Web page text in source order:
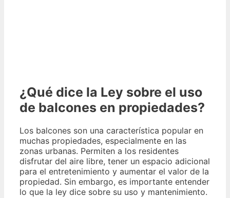
¿Qué dice la Ley sobre el uso
de balcones en propiedades?
Los balcones son una característica popular en
muchas propiedades, especialmente en las
zonas urbanas. Permiten a los residentes
disfrutar del aire libre, tener un espacio adicional
para el entretenimiento y aumentar el valor de la
propiedad. Sin embargo, es importante entender
lo que la ley dice sobre su uso y mantenimiento.